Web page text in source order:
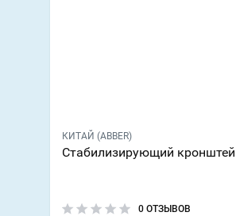
КИТАЙ (ABBER)
Стабилизирующий
0 ОТЗЫВОВ